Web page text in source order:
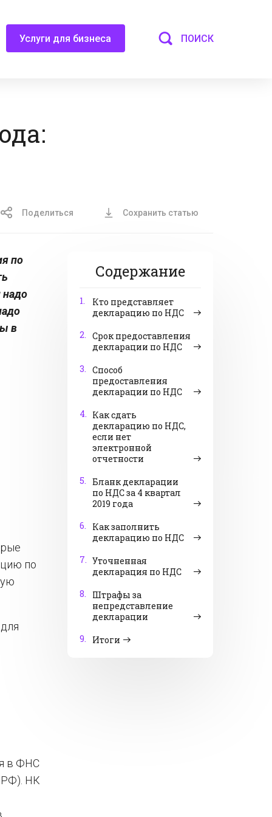
Услуги для бизнеса ПОИСК
Поделиться Сохранить статью
Содержание
1.
Кто представляет
декларацию по НДС
2. Срок предоставления
декларации по НДС
3. Способ
предоставления
декларации по НДС
4. Как сдать
декларацию по НДС,
если нет
электронной
отчетности
5. Бланк декларации
по НДС за 4 квартал
2019 года
6.
Как заполнить
декларацию по НДС
7. Уточненная
декларация по НДС
8.
Штрафы за
непредставление
декларации
9.
Итоги
по
надо
в
по
в ФНС
РФ). НК